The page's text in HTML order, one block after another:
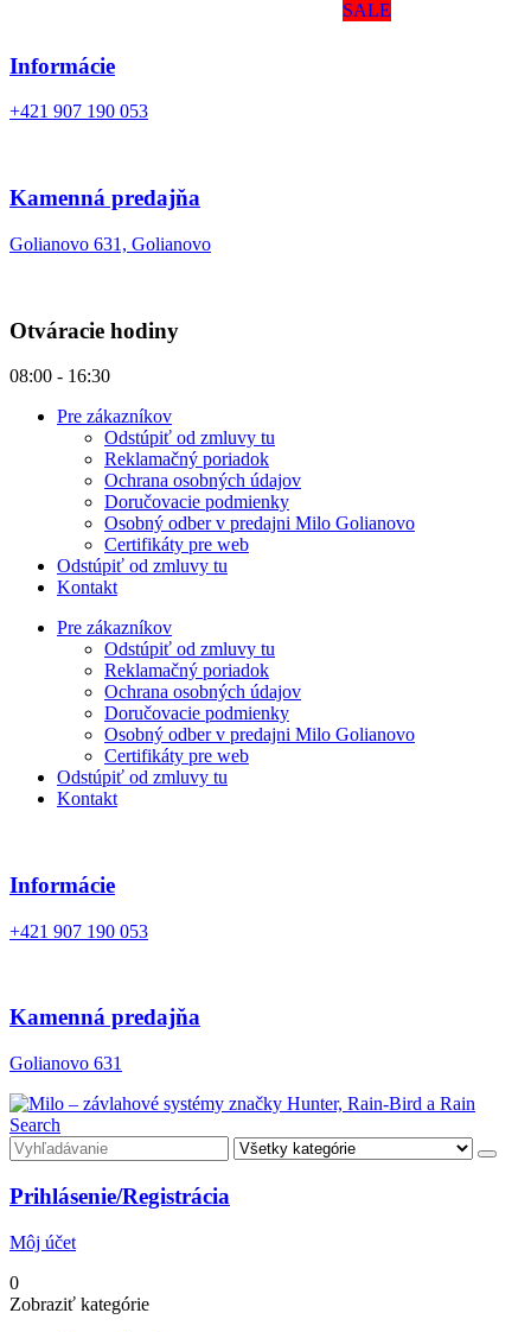
Informácie
+421 907 190 053
Kamenná predajňa
Golianovo 631, Golianovo
Otváracie hodiny
08:00 - 16:30
Pre zákazníkov
Odstúpiť od zmluvy tu
Reklamačný poriadok
Ochrana osobných údajov
Doručovacie podmienky
Osobný odber v predajni Milo Golianovo
Certifikáty pre web
Odstúpiť od zmluvy tu
Kontakt
Pre zákazníkov
Odstúpiť od zmluvy tu
Reklamačný poriadok
Ochrana osobných údajov
Doručovacie podmienky
Osobný odber v predajni Milo Golianovo
Certifikáty pre web
Odstúpiť od zmluvy tu
Kontakt
Informácie
+421 907 190 053
Kamenná predajňa
Golianovo 631
Search
Prihlásenie/Registrácia
Môj účet
0
Zobraziť kategórie
SALE